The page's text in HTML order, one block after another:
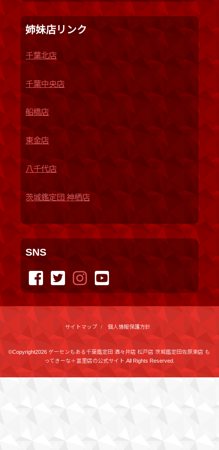
姉妹店リンク
千葉北店
千葉中央店
船橋店
東金店
八千代店
茨城鑑定団 神栖店
SNS
サイトマップ 個人情報保護方針
©Copyright2026ゲーセンもある千葉鑑定団 酒々井店 松戸店 茨城鑑定団佐原東店 も
ってきーな＋冨里店の公式サイト .All Rights Reserved.